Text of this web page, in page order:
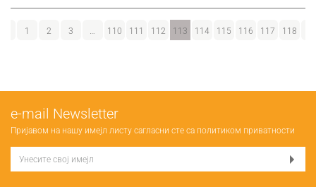
1 2 3 110 111 112 113 114 115 116 117 118
е-mail Newsletter
Пријавом на нашу имејл листу сагласни сте са политиком приватности